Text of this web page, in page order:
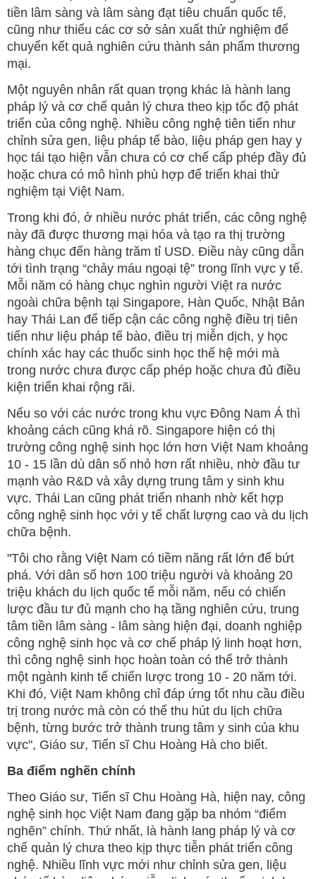
tiền lâm sàng và lâm sàng đạt tiêu chuẩn quốc tế,
cũng như thiếu các cơ sở sản xuất thử nghiệm để
chuyển kết quả nghiên cứu thành sản phẩm thương
mại.
Một nguyên nhân rất quan trọng khác là hành lang
pháp lý và cơ chế quản lý chưa theo kịp tốc độ phát
triển của công nghệ. Nhiều công nghệ tiên tiến như
chỉnh sửa gen, liệu pháp tế bào, liệu pháp gen hay y
học tái tạo hiện vẫn chưa có cơ chế cấp phép đầy đủ
hoặc chưa có mô hình phù hợp để triển khai thử
nghiệm tại Việt Nam.
Trong khi đó, ở nhiều nước phát triển, các công nghệ
này đã được thương mại hóa và tạo ra thị trường
hàng chục đến hàng trăm tỉ USD. Điều này cũng dẫn
tới tình trạng “chảy máu ngoại tệ” trong lĩnh vực y tế.
Mỗi năm có hàng chục nghìn người Việt ra nước
ngoài chữa bệnh tại Singapore, Hàn Quốc, Nhật Bản
hay Thái Lan để tiếp cận các công nghệ điều trị tiên
tiến như liệu pháp tế bào, điều trị miễn dịch, y học
chính xác hay các thuốc sinh học thế hệ mới mà
trong nước chưa được cấp phép hoặc chưa đủ điều
kiện triển khai rộng rãi.
Nếu so với các nước trong khu vực Đông Nam Á thì
khoảng cách cũng khá rõ. Singapore hiện có thị
trường công nghệ sinh học lớn hơn Việt Nam khoảng
10 - 15 lần dù dân số nhỏ hơn rất nhiều, nhờ đầu tư
mạnh vào R&D và xây dựng trung tâm y sinh khu
vực. Thái Lan cũng phát triển nhanh nhờ kết hợp
công nghệ sinh học với y tế chất lượng cao và du lịch
chữa bệnh.
"Tôi cho rằng Việt Nam có tiềm năng rất lớn để bứt
phá. Với dân số hơn 100 triệu người và khoảng 20
triệu khách du lịch quốc tế mỗi năm, nếu có chiến
lược đầu tư đủ mạnh cho hạ tầng nghiên cứu, trung
tâm tiền lâm sàng - lâm sàng hiện đại, doanh nghiệp
công nghệ sinh học và cơ chế pháp lý linh hoạt hơn,
thì công nghệ sinh học hoàn toàn có thể trở thành
một ngành kinh tế chiến lược trong 10 - 20 năm tới.
Khi đó, Việt Nam không chỉ đáp ứng tốt nhu cầu điều
trị trong nước mà còn có thể thu hút du lịch chữa
bệnh, từng bước trở thành trung tâm y sinh của khu
vực", Giáo sư, Tiến sĩ Chu Hoàng Hà cho biết.
Ba điểm nghẽn chính
Theo Giáo sư, Tiến sĩ Chu Hoàng Hà, hiện nay, công
nghệ sinh học Việt Nam đang gặp ba nhóm “điểm
nghẽn” chính. Thứ nhất, là hành lang pháp lý và cơ
chế quản lý chưa theo kịp thực tiễn phát triển công
nghệ. Nhiều lĩnh vực mới như chỉnh sửa gen, liệu